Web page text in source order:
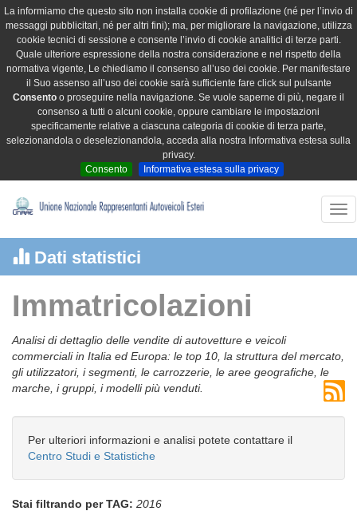
La informiamo che questo sito non installa cookie di profilazione (né per l’invio di
messaggi pubblicitari, né per altri fini); ma, per migliorare la navigazione, utilizza
cookie tecnici di sessione e consente l’invio di cookie analitici di terze parti.
Quale ulteriore espressione della nostra considerazione e nel rispetto della
normativa vigente, Le chiediamo il consenso all’uso dei cookie. Per manifestare
il Suo assenso all’uso dei cookie sarà sufficiente fare click sul pulsante
Consento o proseguire nella navigazione. Se vuole saperne di più, negare il
consenso a tutti o alcuni cookie, oppure cambiare le impostazioni
specificamente relative a ciascuna categoria di cookie di terza parte,
selezionandola o deselezionandola, acceda alla nostra Informativa estesa sulla
privacy.
Consento
Informativa estesa sulla privacy
Dati statistici
Immatricolazioni
Analisi di dettaglio delle vendite di autovetture e veicoli
commerciali in Italia ed Europa: le top 10, la struttura del mercato,
gli utilizzatori, i segmenti, le carrozzerie, le aree geografiche, le
marche, i gruppi, i modelli più venduti.
Per ulteriori informazioni e analisi potete contattare il
Centro Studi e Statistiche
Stai filtrando per TAG: 2016